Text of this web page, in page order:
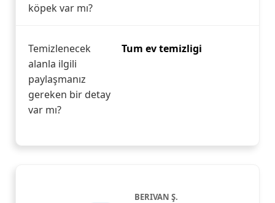
köpek var mı?
Temizlenecek
alanla ilgili
paylaşmanız
gereken bir detay
var mı?
Tum ev temizligi
BERIVAN Ş.